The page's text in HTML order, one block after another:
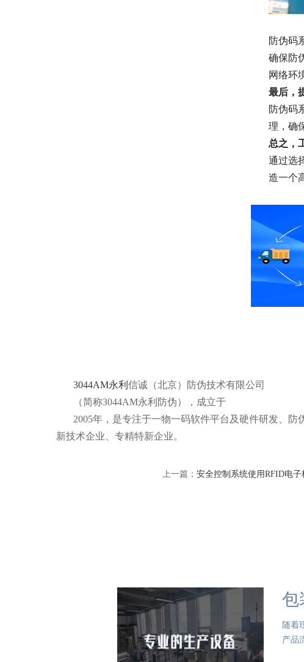
防伪码
确保防
网络环
最后，
防伪码
理，确
总之，
通过选
造一个
3044AM永利 信诚（北京）防伪技术有限公司
（简称3044AM永利防伪），成立于
2005年，是专注于一物一码软件平台及硬件研发、
新技术企业、专精特新企业。
上一篇： 安全控制系统使用RFID电子
包
随着
产品